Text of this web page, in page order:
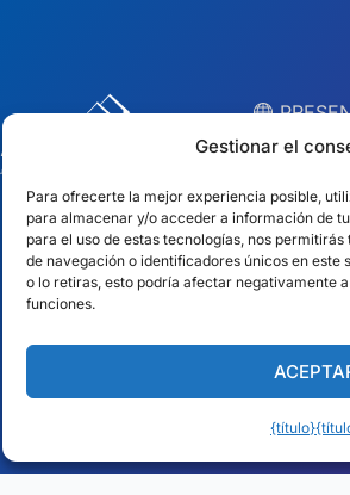
Gestionar el
Para ofrecerte la mejor experiencia posible,
para almacenar y/o acceder a información de
para el uso de estas tecnologías, nos
de navegación o identificadores únicos en este
o lo retiras, esto podría afectar negativamente
funciones.
{título}
10